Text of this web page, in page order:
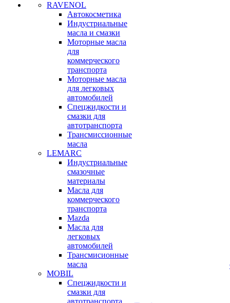
RAVENOL
Автокосметика
Индустриальные
масла и смазки
Моторные масла
для
коммерческого
транспорта
Моторные масла
для легковых
автомобилей
Спецжидкости и
смазки для
автотранспорта
Трансмиссионные
масла
LEMARC
Индустриальные
смазочные
материалы
Масла для
коммерческого
транспорта
Mazda
Масла для
легковых
автомобилей
Трансмисионные
масла
MOBIL
Cпецжидкости и
смазки для
автотранспорта